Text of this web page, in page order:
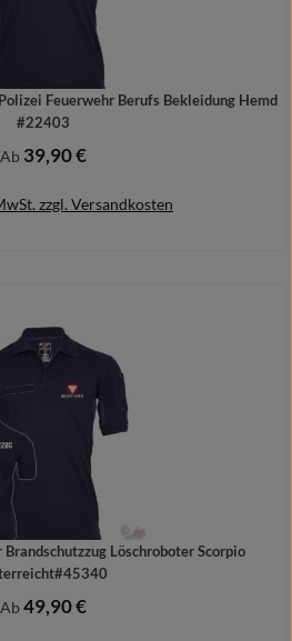
Feuerwehr Berufs Bekleidung Hemd
#22403
Regulärer Preis:
Ab 39,90 €
zzgl. Versandkosten
Löschroboter Scorpio
Regulärer Preis:
Ab49,90 €